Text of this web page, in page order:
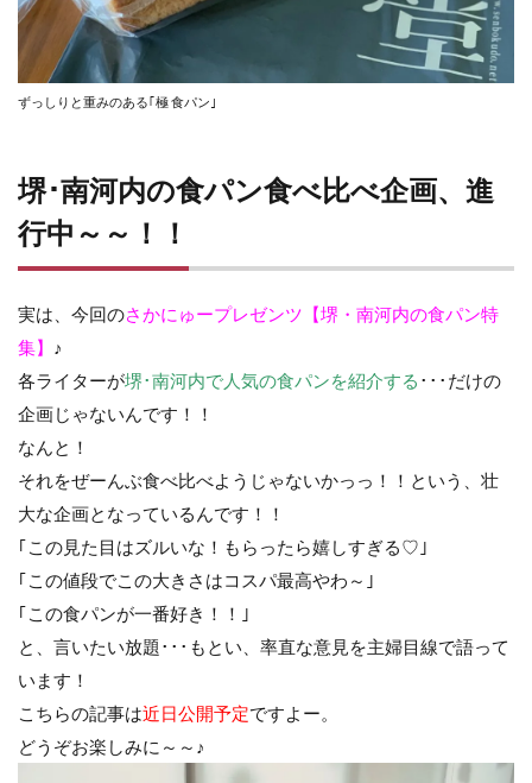
ずっしりと重みのある｢極 食パン｣
堺･南河内の食パン食べ比べ企画、進
行中～～！！
実は、今回のさかにゅープレゼンツ【堺・南河内の食パン特
集】 ♪
各ライターが堺･南河内で人気の食パンを紹介する ･･･だけの
企画じゃないんです！！
なんと！
それをぜーんぶ食べ比べようじゃないかっっ！！という、壮
大な企画となっているんです！！
｢この見た目はズルいな！もらったら嬉しすぎる♡｣
｢この値段でこの大きさはコスパ最高やわ～｣
｢この食パンが一番好き！！｣
と、言いたい放題･･･もとい、率直な意見を主婦目線で語って
います！
こちらの記事は近日公開予定ですよー。
どうぞお楽しみに～～♪